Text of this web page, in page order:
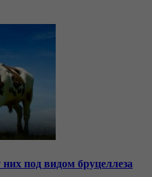
под видом бруцеллеза